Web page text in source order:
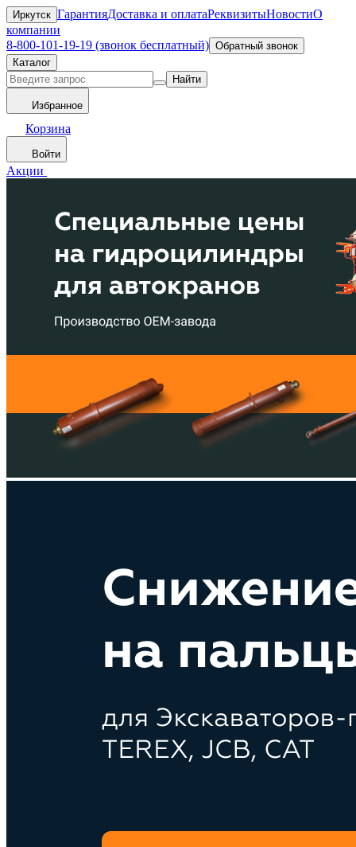
Иркутск ГарантияДоставка и оплатаРеквизитыНовостиО
компании
8-800-101-19-19 (звонок бесплатный) Обратный звонок
Каталог
Найти
Избранное
Корзина
Войти
Акции